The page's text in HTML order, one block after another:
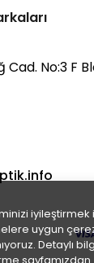
iyileştirmek
uygun
Detaylı
Cad. No:3 F